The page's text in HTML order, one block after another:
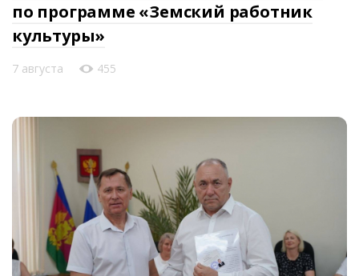
по программе «Земский работник
культуры»
7 августа 455